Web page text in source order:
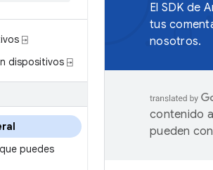
⍈
dispositivos ⍈
puedes
El SDK de
tus
nosotros.
contenido
pueden